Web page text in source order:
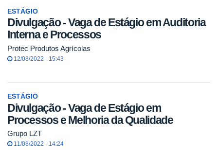
ESTÁGIO
Divulgação - Vaga de Estágio em Auditoria
Interna e Processos
Protec Produtos Agrícolas
12/08/2022 - 15:43
ESTÁGIO
Divulgação - Vaga de Estágio em
Processos e Melhoria da Qualidade
Grupo LZT
11/08/2022 - 14:24